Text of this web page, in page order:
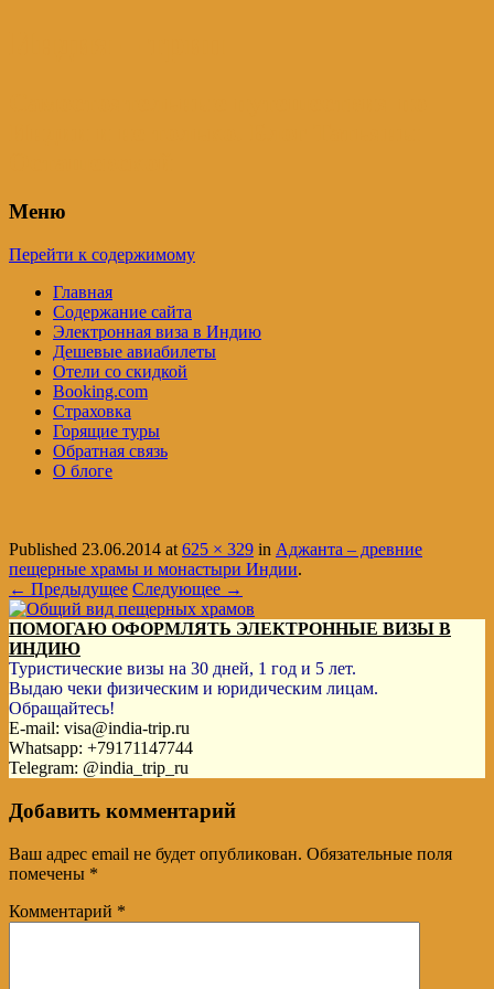
Меню
Перейти к содержимому
Главная
Содержание сайта
Электронная виза в Индию
Дешевые авиабилеты
Отели со скидкой
Booking.com
Страховка
Горящие туры
Обратная связь
О блоге
Published 23.06.2014 at625 × 329 in Аджанта – древние
пещерные храмы и монастыри Индии.
← Предыдущее Следующее →
ПОМОГАЮ ОФОРМЛЯТЬ ЭЛЕКТРОННЫЕ ВИЗЫ В
ИНДИЮ
Туристические визы на 30 дней, 1 год и 5 лет.
Выдаю чеки физическим и юридическим лицам.
Обращайтесь!
E-mail: visa@india-trip.ru
Whatsapp: +79171147744
Telegram: @india_trip_ru
Добавить комментарий
Ваш адрес email не будет опубликован. Обязательные поля
помечены *
Комментарий *